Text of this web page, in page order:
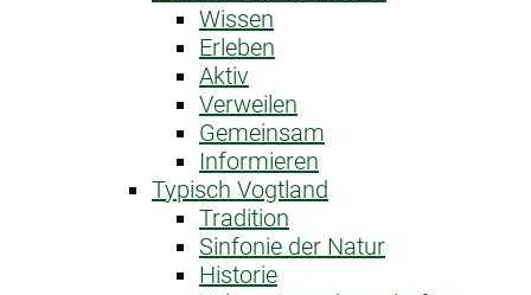
Wissen
Erleben
Aktiv
Verweilen
Gemeinsam
Informieren
Typisch Vogtland
Tradition
Sinfonie der Natur
Historie